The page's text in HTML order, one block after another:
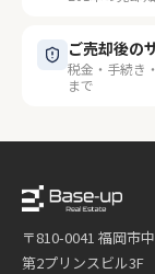
ご売却後の
税金・手続き
まで
〒810-0041 福岡市
第2プリンスビル3F